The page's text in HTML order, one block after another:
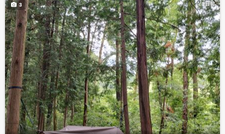
3日前
3